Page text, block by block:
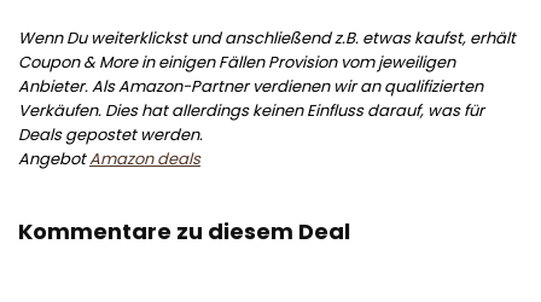
Wenn Du weiterklickst und anschließend z.B. etwas kaufst, erhält
Coupon & More in einigen Fällen Provision vom jeweiligen
Anbieter. Als Amazon-Partner verdienen wir an qualifizierten
Verkäufen. Dies hat allerdings keinen Einfluss darauf, was für
Deals gepostet werden.
AngebotAmazon deals
Kommentare zu diesem Deal